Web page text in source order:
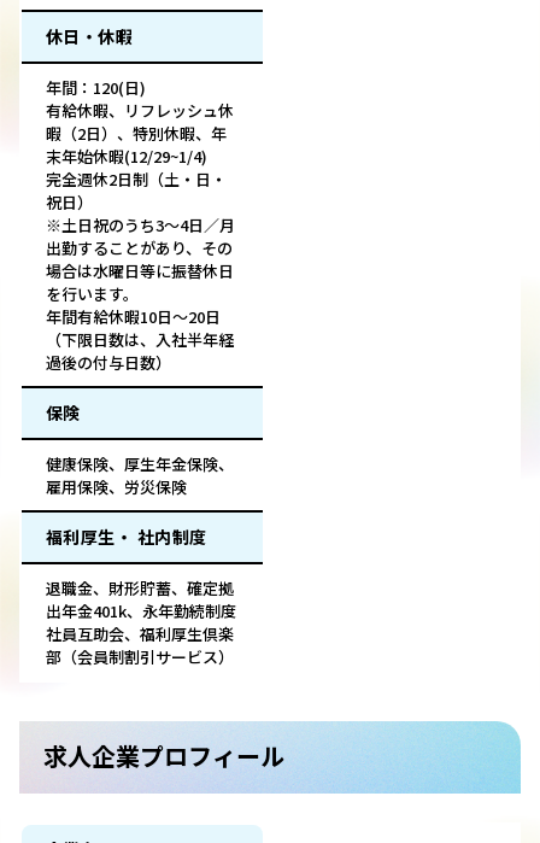
休日・休暇
年間：120(日)
有給休暇、リフレッシュ休
暇（2日）、特別休暇、年
末年始休暇(12/29~1/4)
完全週休2日制（土・日・
祝日）
※土日祝のうち3〜4日／月
出勤することがあり、その
場合は水曜日等に振替休日
を行います。
年間有給休暇10日〜20日
（下限日数は、入社半年経
過後の付与日数）
保険
健康保険、厚生年金保険、
雇用保険、労災保険
福利厚生・ 社内制度
退職金、財形貯蓄、確定拠
出年金401k、永年勤続制度
社員互助会、福利厚生倶楽
部（会員制割引サービス）
求人企業プロフィール